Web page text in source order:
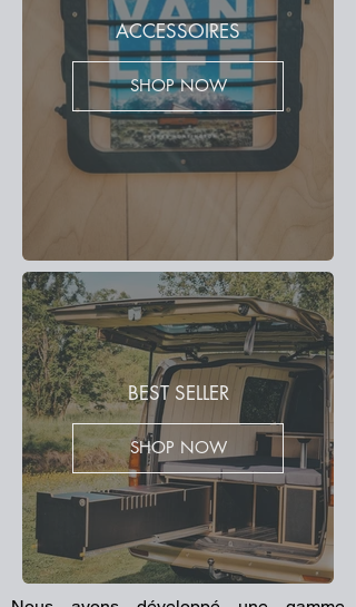
ACCESSOIRES
SHOP NOW
BEST SELLER
SHOP NOW